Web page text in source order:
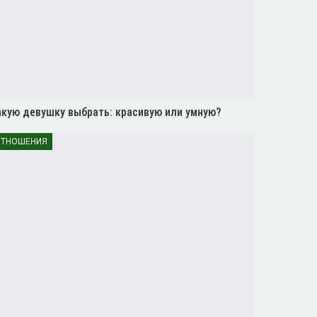
девушку выбрать: красивую или умную?